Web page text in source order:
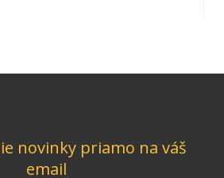
novinky priamo na váš
email